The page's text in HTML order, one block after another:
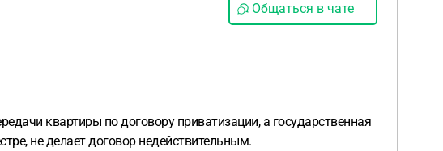
Общаться в чате
квартиры по договору приватизации, а государственная
не делает договор недействительным.